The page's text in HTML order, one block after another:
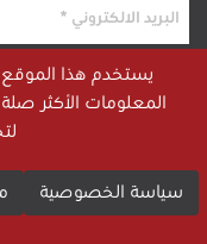
يستخدم هذا الموقع
المعلومات الأكثر
سياسة الخصوصية